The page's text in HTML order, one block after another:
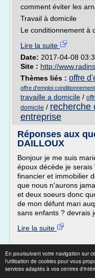
En poursuivant votre navigation sur
l'utilisation de cookies pour vous
services adaptés à vos centres
comment éviter les
Travail à domicile
Le conditionnement à
Lire la suite
Date: 2017-04-08
Site : http://
Thèmes liés : offre
offre d'emploi
travaille a domicile /
domicile / recherche
entreprise
Réponses aux
DAILLOUX
Bonjour je me suis
époux décède je
financier et immobilier
que nous n'aurons
et deux soeurs donc
de mon défunt mari
sans enfants ? devrais
Lire la suite
Thèmes liés :offres d
d'emploi dans